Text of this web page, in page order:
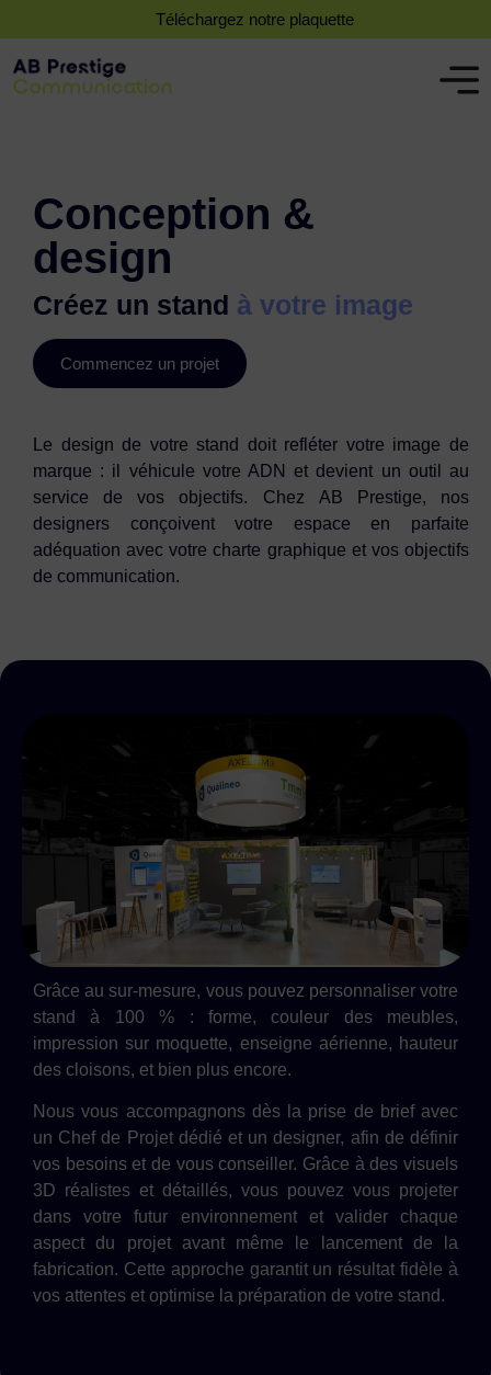
Téléchargez notre plaquette
Conception &
design
Créez un stand à votre image
Commencez un projet
Le design de votre stand doit refléter votre image de
marque : il véhicule votre ADN et devient un outil au
service de vos objectifs. Chez AB Prestige, nos
designers conçoivent votre espace en parfaite
adéquation avec votre charte graphique et vos objectifs
de communication.
Grâce au sur-mesure, vous pouvez personnaliser votre
stand à 100 % : forme, couleur des meubles,
impression sur moquette, enseigne aérienne, hauteur
des cloisons, et bien plus encore.
Nous vous accompagnons dès la prise de brief avec
un Chef de Projet dédié et un designer, afin de définir
vos besoins et de vous conseiller. Grâce à des visuels
3D réalistes et détaillés, vous pouvez vous projeter
dans votre futur environnement et valider chaque
aspect du projet avant même le lancement de la
fabrication. Cette approche garantit un résultat fidèle à
vos attentes et optimise la préparation de votre stand.